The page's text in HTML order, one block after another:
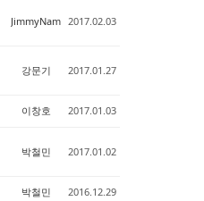
JimmyNam 2017.02.03
강문기 2017.01.27
이창호 2017.01.03
박철민 2017.01.02
박철민 2016.12.29